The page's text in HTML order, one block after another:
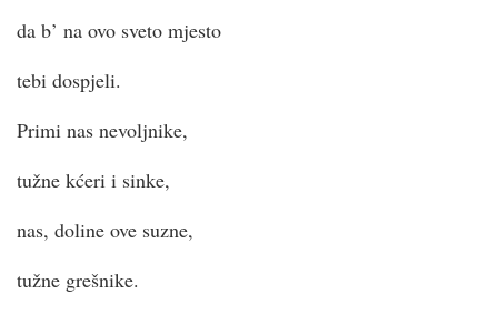
da b’ na ovo sveto mjesto
tebi dospjeli.
Primi nas nevoljnike,
tužne kćeri i sinke,
nas, doline ove suzne,
tužne grešnike.